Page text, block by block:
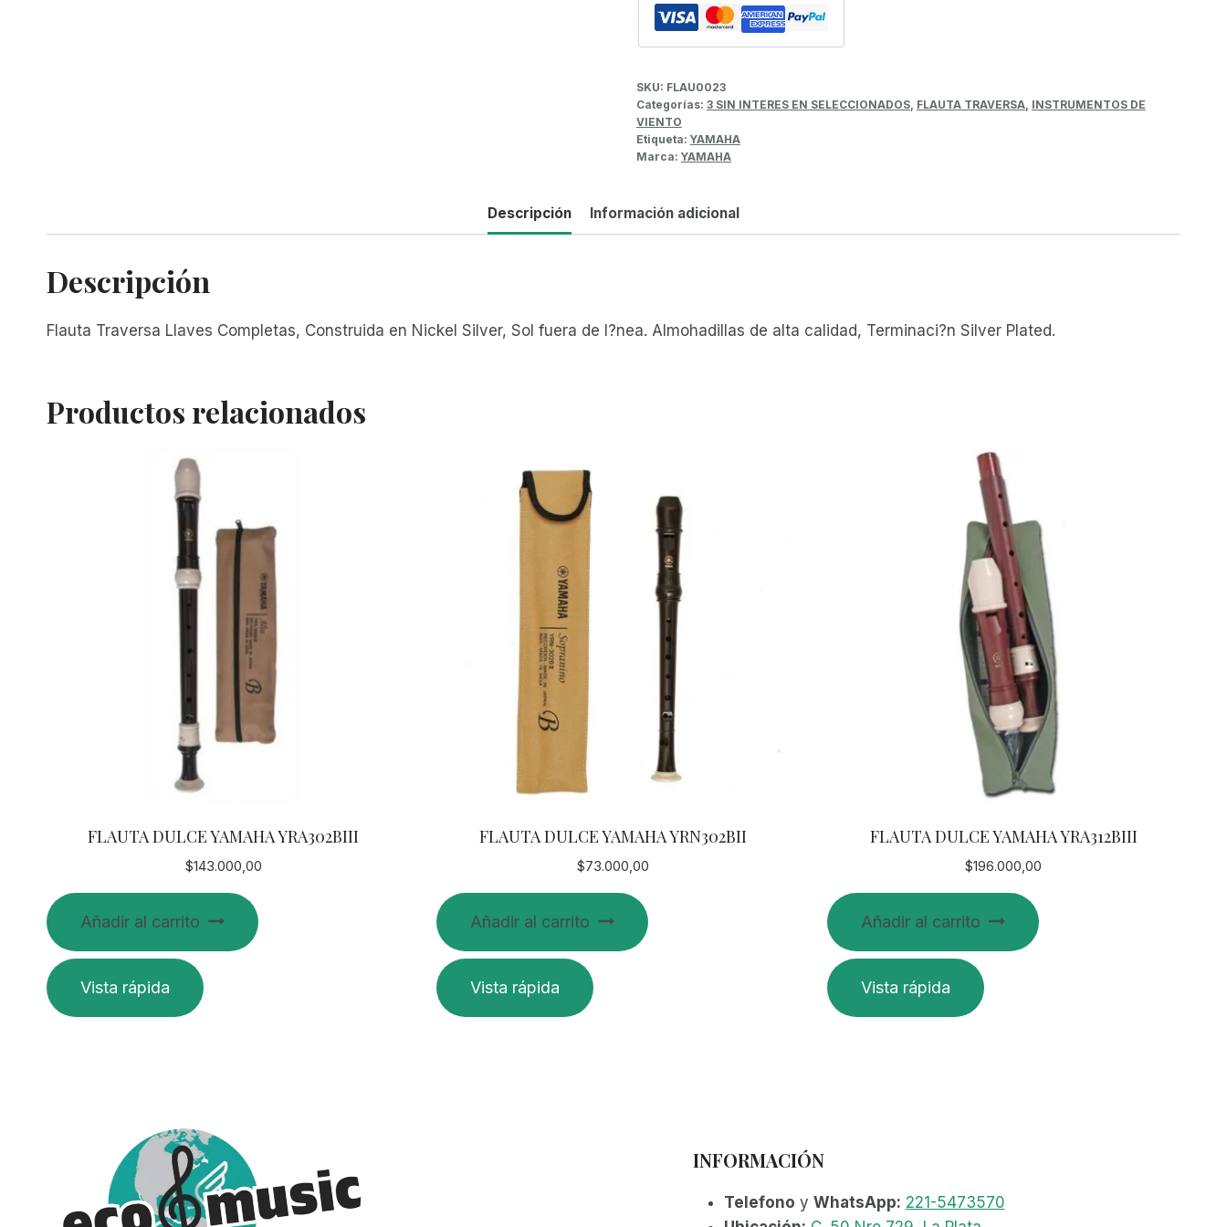
SKU: FLAU0023
Categorías: 3 SIN INTERES EN SELECCIONADOS, FLAUTA TRAVERSA, INSTRUMENTOS DE
VIENTO
Etiqueta: YAMAHA
Marca: YAMAHA
Descripción Información adicional
Descripción
Flauta Traversa Llaves Completas, Construida en Nickel Silver, Sol fuera de l?nea. Almohadillas de alta calidad, Terminaci?n Silver Plated.
Productos relacionados
FLAUTA DULCE YAMAHA YRA302BIII
$143.000,00
Añadir al carrito
Vista rápida
FLAUTA DULCE YAMAHA YRN302BII
$73.000,00
Añadir al carrito
Vista rápida
FLAUTA DULCE YAMAHA YRA312BIII
$196.000,00
Añadir al carrito
Vista rápida
INFORMACIÓN
Telefono y WhatsApp: 221-5473570